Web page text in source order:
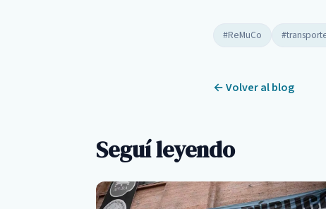
#ReMuCo
← Volver al blog
Seguí leyendo